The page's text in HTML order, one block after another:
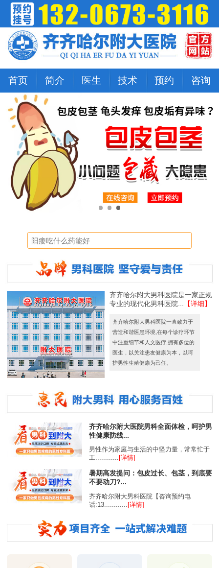
首页 简介 医生 技术 预约 咨询
齐齐哈尔附大男科医院是一家正规
专业的现代化男科医院...
【详细】
齐齐哈尔附大男科医院一直致力于
营造和谐医患环境,在每个诊疗环节
中注重细节和人文医疗,拥有多位的
医生，以关注患友健康为本，以呵
护男性生殖健康为己任。
齐齐哈尔附大医院男科全面体检，呵护男
性健康防线...
男性作为家庭与生活的中坚力量，常常忙于
工............ [详情]
暑期高发提问：包皮过长、包茎，到底要
不要动刀?...
齐齐哈尔附大男科医院【咨询预约电
话:13............
[详情]